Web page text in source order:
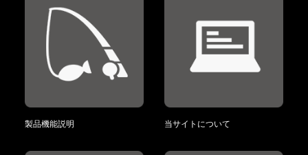
製品機能説明 当サイトについて